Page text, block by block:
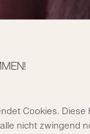
Cookies.
nicht zwingend